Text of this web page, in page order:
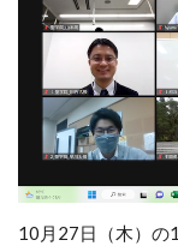
10月27日（木）の